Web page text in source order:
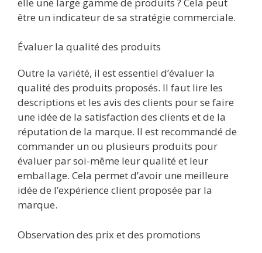
être un indicateur de sa stratégie commerciale.
Évaluer la qualité des produits
Outre la variété, il est essentiel d’évaluer la
qualité des produits proposés. Il faut lire les
descriptions et les avis des clients pour se faire
une idée de la satisfaction des clients et de la
réputation de la marque. Il est recommandé de
commander un ou plusieurs produits pour
évaluer par soi-même leur qualité et leur
emballage. Cela permet d’avoir une meilleure
idée de l’expérience client proposée par la
marque.
Observation des prix et des promotions